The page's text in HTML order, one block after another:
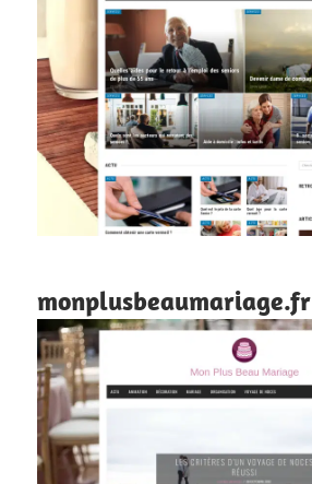
monplusbeaumariage.fr